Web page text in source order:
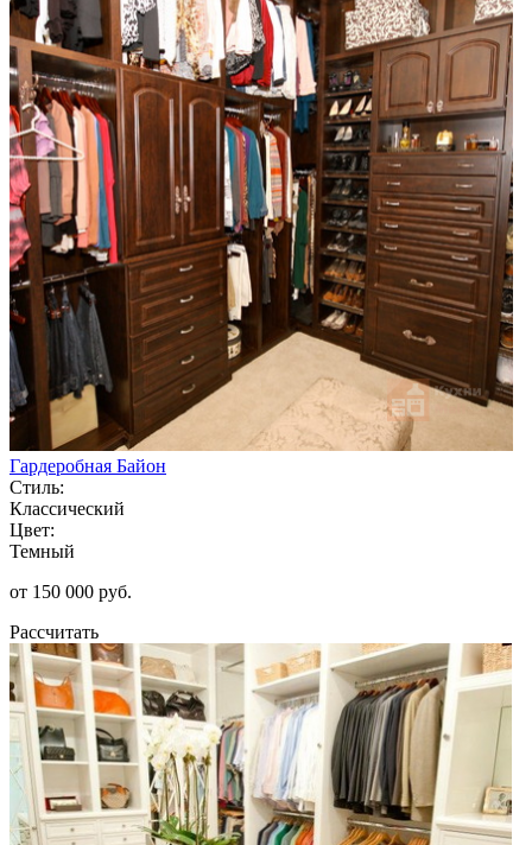
Гардеробная Байон
Стиль:
Классический
Цвет:
Темный
от 150 000 руб.
Рассчитать